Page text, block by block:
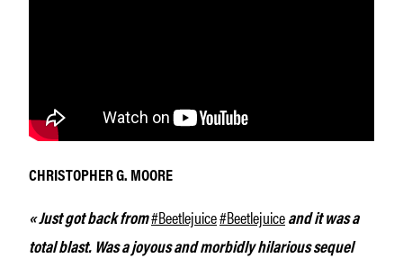
CHRISTOPHER G. MOORE
« Just got back from#Beetlejuice#Beetlejuice and it was a
total blast. Was a joyous and morbidly hilarious sequel